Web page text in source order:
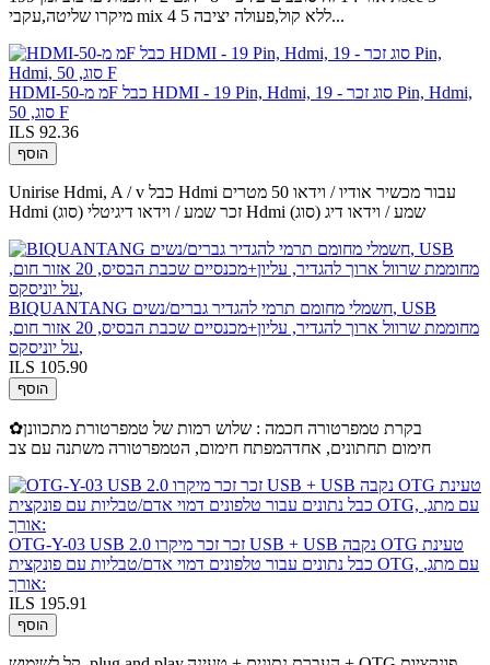
מיקרו שליטה,עקבי mix 4 ללא קול,פעולה יציבה 5...
HDMI-מ מ-50F כבל HDMI - 19 Pin, Hdmi, סוג זכר - 19 Pin, Hdmi,
סוג, 50 F
ILS 92.36
הוסף
Unirise Hdmi, A / v כבל Hdmi עבור מכשיר אודיו / וידאו 50 מטרים
Hdmi (סוג) זכר שמע / וידאו דיגיטלי Hdmi (סוג) שמע / וידאו דיג
BIQUANTANG חשמלי מחומם תרמי להגדיר גברים/נשים, USB
מחוממת שרוול ארוך להגדיר, עליון+מכנסיים שכבת הבסיס, 20 אזור חום,
על יוניסקס,
ILS 105.90
הוסף
✿בקרת טמפרטורה חכמה : שלוש רמות של טמפרטורת מתכוונן
חימום תחתונים, אחדהמפתח חימום, הטמפרטורה משתנה עם צב
OTG-Y-03 USB 2.0 זכר זכר מיקרו USB + USB נקבה OTG טעינת
כבל נתונים עבור טלפונים דמוי אדם/טבליות עם פונקצית OTG, עם מתג,
אורך:
ILS 195.91
הוסף